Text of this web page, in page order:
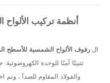
أنظمة تركيب
ال رفوف الألواح الشمسية للأسطح
تثبيتًا آمنًا للوحدة
والفولاذ المقاوم للصدأ ،